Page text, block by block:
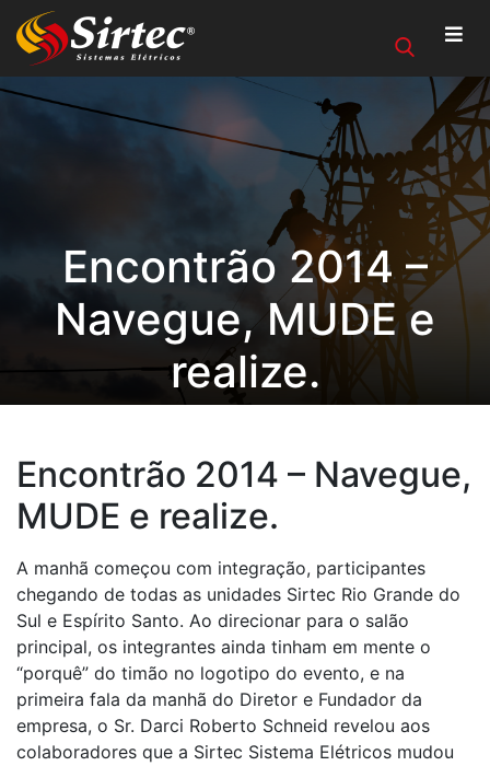
Encontrão 2014 –
Navegue, MUDE e
realize.
Encontrão 2014 – Navegue,
MUDE e realize.
A manhã começou com integração, participantes
chegando de todas as unidades Sirtec Rio Grande do
Sul e Espírito Santo. Ao direcionar para o salão
principal, os integrantes ainda tinham em mente o
“porquê” do timão no logotipo do evento, e na
primeira fala da manhã do Diretor e Fundador da
empresa, o Sr. Darci Roberto Schneid revelou aos
colaboradores que a Sirtec Sistema Elétricos mudou